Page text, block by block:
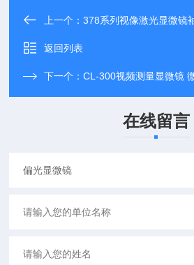
上一个：378系列视像激光显微镜
返回列表
下一个：CL-300视频测量显微镜
在线留言